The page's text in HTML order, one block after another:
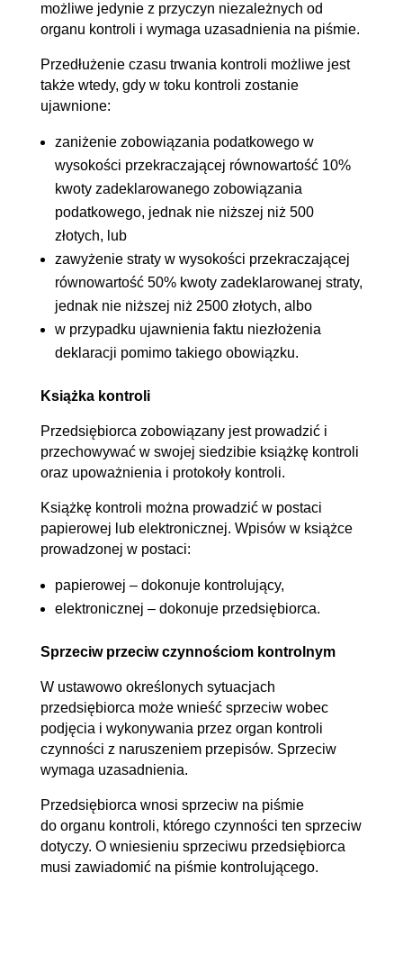
możliwe jedynie z przyczyn niezależnych od
organu kontroli i wymaga uzasadnienia na piśmie.
Przedłużenie czasu trwania kontroli możliwe jest
także wtedy, gdy w toku kontroli zostanie
ujawnione:
zaniżenie zobowiązania podatkowego w
wysokości przekraczającej równowartość 10%
kwoty zadeklarowanego zobowiązania
podatkowego, jednak nie niższej niż 500
złotych, lub
zawyżenie straty w wysokości przekraczającej
równowartość 50% kwoty zadeklarowanej straty,
jednak nie niższej niż 2500 złotych, albo
w przypadku ujawnienia faktu niezłożenia
deklaracji pomimo takiego obowiązku.
Książka kontroli
Przedsiębiorca zobowiązany jest prowadzić i
przechowywać w swojej siedzibie książkę kontroli
oraz upoważnienia i protokoły kontroli.
Książkę kontroli można prowadzić w postaci
papierowej lub elektronicznej. Wpisów w książce
prowadzonej w postaci:
papierowej – dokonuje kontrolujący,
elektronicznej – dokonuje przedsiębiorca.
Sprzeciw przeciw czynnościom kontrolnym
W ustawowo określonych sytuacjach
przedsiębiorca może wnieść sprzeciw wobec
podjęcia i wykonywania przez organ kontroli
czynności z naruszeniem przepisów. Sprzeciw
wymaga uzasadnienia.
Przedsiębiorca wnosi sprzeciw na piśmie
do organu kontroli, którego czynności ten sprzeciw
dotyczy. O wniesieniu sprzeciwu przedsiębiorca
musi zawiadomić na piśmie kontrolującego.